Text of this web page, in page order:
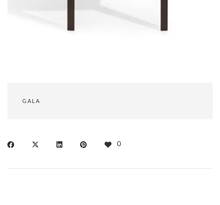
GALA
0